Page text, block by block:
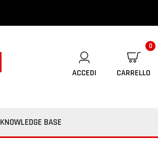
ACCEDI
CARRELLO
0
KNOWLEDGE BASE